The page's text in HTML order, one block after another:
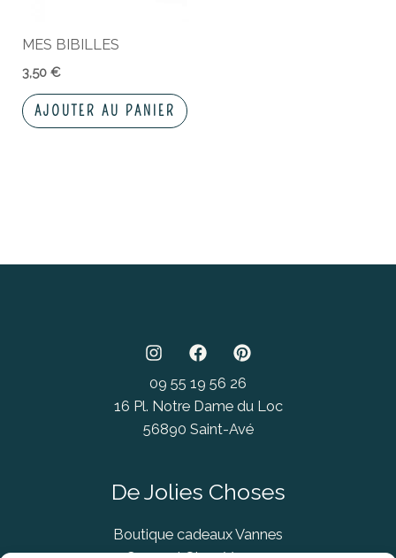
MES BIBILLES
3,50€
AJOUTER AU PANIER
09 55 19 56 26
16 Pl. Notre Dame du Loc
56890 Saint-Avé
De Jolies Choses
Boutique cadeaux Vannes